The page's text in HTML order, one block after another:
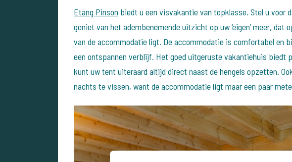
Etang Pinson biedt u een visvakantie van topklasse. Stel u voor
geniet van het adembenemende uitzicht op uw ‘eigen’ meer, dat
van de accommodatie ligt. De accommodatie is comfortabel en
een ontspannen verblijf. Het goed uitgeruste vakantiehuis biedt
kunt uw tent uiteraard altijd direct naast de hengels opzetten.
nachts te vissen, want de accommodatie ligt maar een paar